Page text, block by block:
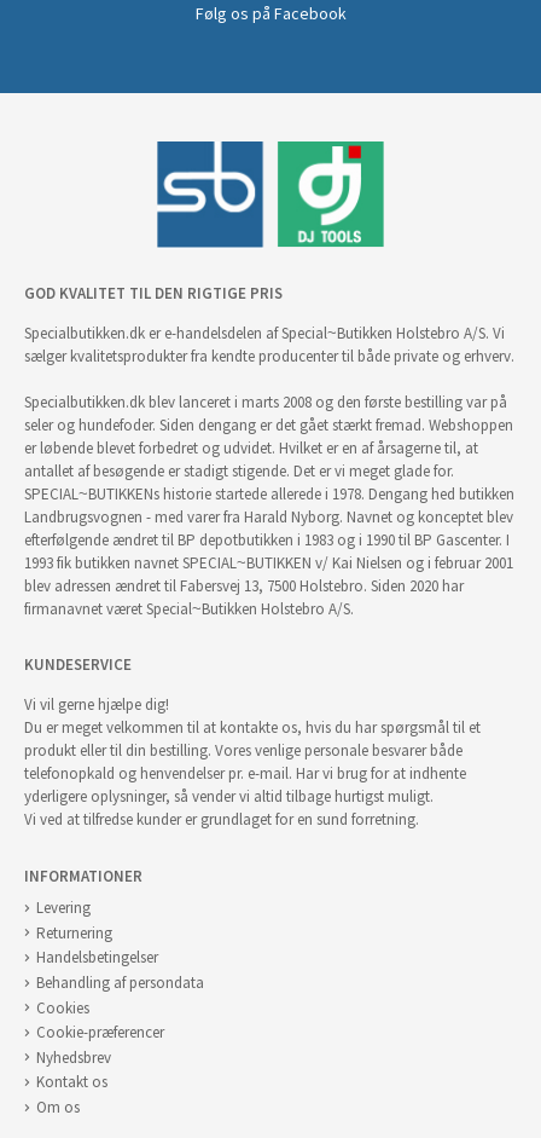
Følg os på Facebook
GOD KVALITET TIL DEN RIGTIGE PRIS
Specialbutikken.dk er e-handelsdelen af Special~Butikken Holstebro A/S. Vi
sælger kvalitetsprodukter fra kendte producenter til både private og erhverv.
Specialbutikken.dk blev lanceret i marts 2008 og den første bestilling var på
seler og hundefoder. Siden dengang er det gået stærkt fremad. Webshoppen
er løbende blevet forbedret og udvidet. Hvilket er en af årsagerne til, at
antallet af besøgende er stadigt stigende. Det er vi meget glade for.
SPECIAL~BUTIKKENs historie startede allerede i 1978. Dengang hed butikken
Landbrugsvognen - med varer fra Harald Nyborg. Navnet og konceptet blev
efterfølgende ændret til BP depotbutikken i 1983 og i 1990 til BP Gascenter. I
1993 fik butikken navnet SPECIAL~BUTIKKEN v/ Kai Nielsen og i februar 2001
blev adressen ændret til Fabersvej 13, 7500 Holstebro. Siden 2020 har
firmanavnet været Special~Butikken Holstebro A/S.
KUNDESERVICE
Vi vil gerne hjælpe dig!
Du er meget velkommen til at kontakte os, hvis du har spørgsmål til et
produkt eller til din bestilling. Vores venlige personale besvarer både
telefonopkald og henvendelser pr. e-mail. Har vi brug for at indhente
yderligere oplysninger, så vender vi altid tilbage hurtigst muligt.
Vi ved at tilfredse kunder er grundlaget for en sund forretning.
INFORMATIONER
Levering
Returnering
Handelsbetingelser
Behandling af persondata
Cookies
Cookie-præferencer
Nyhedsbrev
Kontakt os
Om os